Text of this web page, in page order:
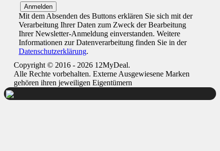
Mit dem Absenden des Buttons erklären Sie sich mit der
Verarbeitung Ihrer Daten zum Zweck der Bearbeitung
Ihrer Newsletter-Anmeldung einverstanden. Weitere
Informationen zur Datenverarbeitung finden Sie in der
Datenschutzerklärung.
Copyright © 2016 - 2026 12MyDeal.
Alle Rechte vorbehalten. Externe Ausgewiesene Marken
gehören ihren jeweiligen Eigentümern